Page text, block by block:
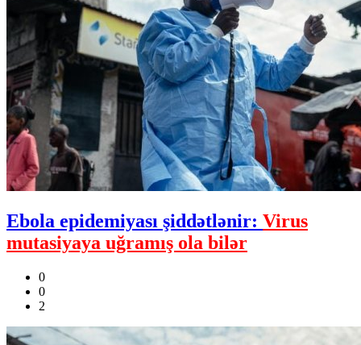
Ebola epidemiyası şiddətlənir: Virus
mutasiyaya uğramış ola bilər
0
0
2